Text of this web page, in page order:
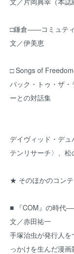
□鎌倉――コミュティ
文／伊美恵
□ Songs of
バック・トゥ・ザ
ーとの対話集
デイヴィッド・デ
テンリサーチ〉、松
★ そのほかのコン
■ 『COM』の時代
文／赤田祐一
手塚治虫が発行人
っかけを生んだ漫